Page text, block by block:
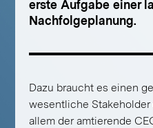
erste Aufgabe einer
Nachfolgeplanung.
Dazu braucht es einen
wesentliche
allem der amtierende